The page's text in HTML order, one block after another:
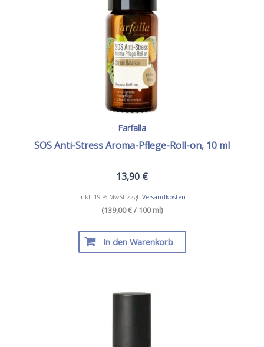
Farfalla
SOS Anti-Stress Aroma-Pflege-Roll-on, 10 ml
13,90 €
inkl. 19 % MwSt. zzgl. Versandkosten
(139,00 € / 100 ml)
In den Warenkorb